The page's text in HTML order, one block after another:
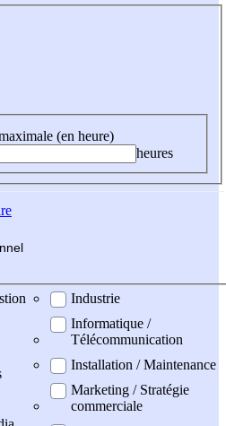
(en heure)
heures
Industrie
Informatique /
Télécommunication
Installation / Maintenance
Marketing / Stratégie
commerciale